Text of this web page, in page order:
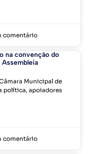
comentário
na convenção do
Assembleia
Municipal de
política, apoiadores
comentário